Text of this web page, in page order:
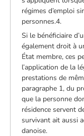
régimes d’emploi
personnes.4.
Si le bénéficiaire
également droit à
État membre, ces
l’application de la
prestations de
paragraphe 1, du
que la personne
résidence servent
survivant ait aussi
danoise.